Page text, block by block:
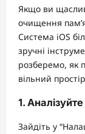
Якщо ви
очищення
Система iOS
зручні
розберемо, як
вільний
1.
Зайдіть у